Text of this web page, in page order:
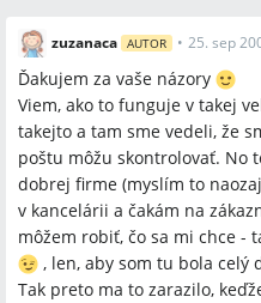
zuzanaca AUTOR • 25. sep
Ďakujem za vaše názory
Viem, ako to funguje v takej
takejto a tam sme vedeli, že
poštu môžu skontrolovať. No
dobrej firme (myslím to naozaj
v kancelárii a čakám na
môžem robiť, čo sa mi chce -
, len, aby som tu bola celý
Tak preto ma to zarazilo,